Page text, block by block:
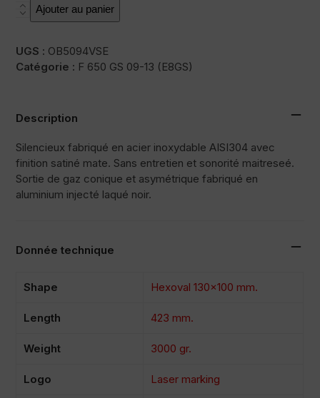
quantitéAjouter au panier
UGS : OB5094VSE
Catégorie : F 650 GS 09-13 (E8GS)
Description
Silencieux fabriqué en acier inoxydable AISI304 avec
finition satiné mate. Sans entretien et sonorité maitreseé.
Sortie de gaz conique et asymétrique fabriqué en
aluminium injecté laqué noir.
Donnée technique
Shape Hexoval 130×100 mm.
Length 423 mm.
Weight 3000 gr.
Logo Laser marking